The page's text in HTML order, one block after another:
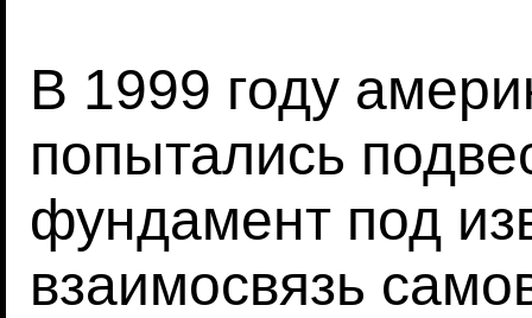
В 1999 году
попытались
фундамент под
взаимосвязь